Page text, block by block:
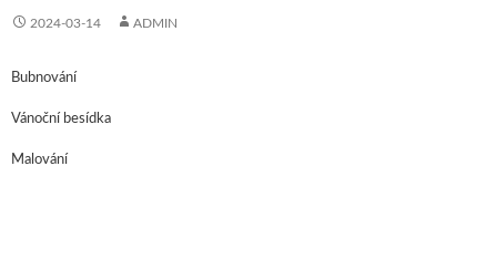
2024-03-14 ADMIN
Bubnování
Vánoční besídka
Malování